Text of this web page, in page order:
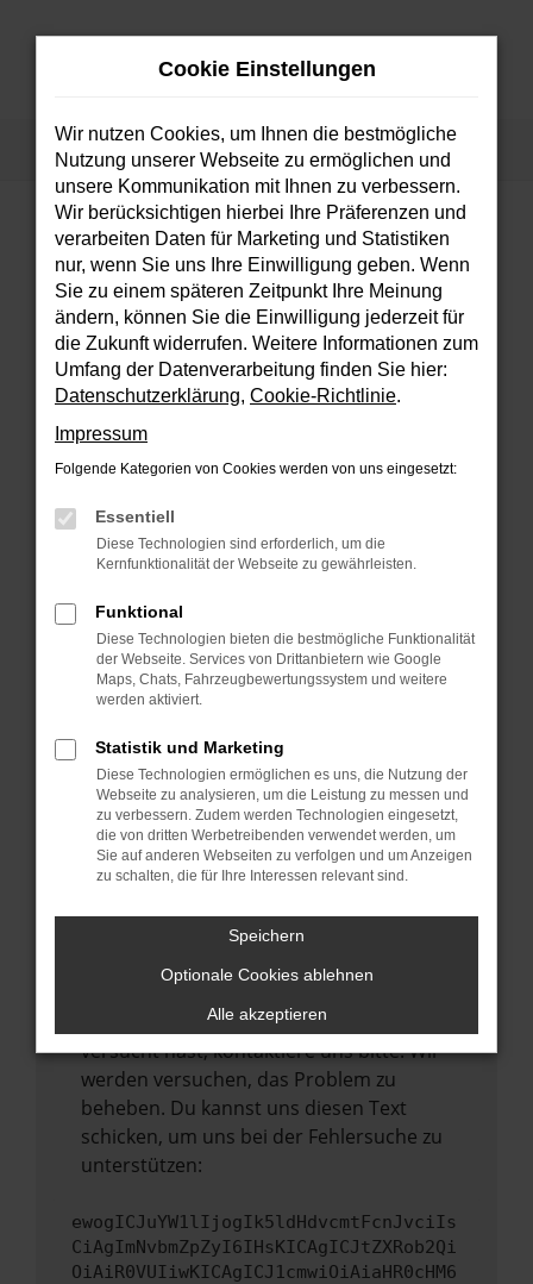
Zum
Startseite Fahrzeugsuche
FEHLER: NETWORK ERROR
Beim Laden ist ein Fehler aufgetreten.
Hier sind ein paar Tipps, die dir helfen können:
Überprüfe deine Firewall und deine
Internetverbindung.
Laden andere Webseiten, zum Beispiel
deine Suchmaschine?
Prüfe deine Browsererweiterungen.
Manche Erweiterungen, wie Werbeblocker,
können das Laden bestimmter Seiten
anderen Browser oder in einem privaten
Fenster?
Starte dein Gerät neu.
vorübergehende Probleme zu beheben.
Stelle sicher, dass dein Browser und dein
Betriebssystem auf dem neuesten Stand
sind.
Veraltete Software birgt nicht nur ein
führen, dass bestimmte Funktionen nicht
Wende dich an den Webseitenbetreiber.
Wenn du alle oben genannten Schritte
versucht hast, kontaktiere uns bitte. Wir
werden versuchen, das Problem zu
beheben. Du kannst uns diesen Text
schicken, um uns bei der Fehlersuche zu
unterstützen:
ewogICJuYW1lIjogIk5ldHdvcmtFcnJvciIs
CiAgImNvbmZpZyI6IHsKICAgICJtZXRob2Qi
OiAiR0VUIiwKICAgICJ1cmwiOiAiaHR0cHM6
Cookie Einstellungen
Wir nutzen Cookies, um Ihnen die bestmögliche
Nutzung unserer Webseite zu ermöglichen und
unsere Kommunikation mit Ihnen zu verbessern.
Wir berücksichtigen hierbei Ihre Präferenzen und
verarbeiten Daten für Marketing und Statistiken
nur, wenn Sie uns Ihre Einwilligung geben. Wenn
Sie zu einem späteren Zeitpunkt Ihre Meinung
ändern, können Sie die Einwilligung jederzeit für
die Zukunft widerrufen. Weitere Informationen zum
Umfang der Datenverarbeitung finden Sie hier:
Datenschutzerklärung, Cookie-Richtlinie.
Impressum
Folgende Kategorien von Cookies werden von uns eingesetzt:
Essentiell
Diese Technologien sind erforderlich, um die
Kernfunktionalität der Webseite zu gewährleisten.
Funktional
Diese Technologien bieten die bestmögliche Funktionalität
der Webseite. Services von Drittanbietern wie Google
Maps, Chats, Fahrzeugbewertungssystem und weitere
werden aktiviert.
Statistik und Marketing
Diese Technologien ermöglichen es uns, die Nutzung der
Webseite zu analysieren, um die Leistung zu messen und
zu verbessern. Zudem werden Technologien eingesetzt,
die von dritten Werbetreibenden verwendet werden, um
Sie auf anderen Webseiten zu verfolgen und um Anzeigen
zu schalten, die für Ihre Interessen relevant sind.
Speichern
Optionale Cookies ablehnen
Alle akzeptieren